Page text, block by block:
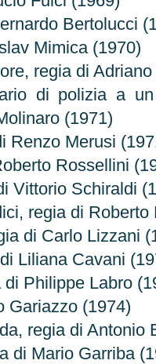
Bertolucci
Mimica (1970)
regia di
di polizia a
(1971)
Renzo Merusi
Rossellini
Vittorio Schiraldi
regia di Roberto
di Carlo Lizzani
Liliana Cavani
Philippe Labro
Gariazzo (1974)
regia di Antonio
di Mario Garriba